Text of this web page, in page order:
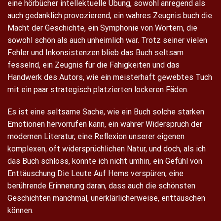
eine hörbücher intellektuelle Übung, sowohl anregend als
auch gedanklich provozierend, ein wahres Zeugnis buch die
Macht der Geschichte, ein Symphonie von Wörtern, die
sowohl schön als auch unheimlich war. Trotz seiner vielen
Fehler und Inkonsistenzen blieb das Buch seltsam
fesselnd, ein Zeugnis für die Fähigkeiten und das
Handwerk des Autors, wie ein meisterhaft gewebtes Tuch
mit ein paar strategisch platzierten lockeren Fäden.
Es ist eine seltsame Sache, wie ein Buch solche starken
Emotionen hervorrufen kann, ein wahrer Widerspruch der
modernen Literatur, eine Reflexion unserer eigenen
komplexen, oft widersprüchlichen Natur, und doch, als ich
das Buch schloss, konnte ich nicht umhin, ein Gefühl von
Enttäuschung Die Leute Auf Hems verspüren, eine
berührende Erinnerung daran, dass auch die schönsten
Geschichten manchmal, unerklärlicherweise, enttäuschen
können.